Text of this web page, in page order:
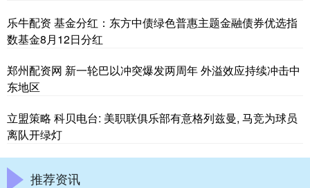
乐牛配资 基金分红：东方中债绿色普惠主题金融债券优选指
数基金8月12日分红
郑州配资网 新一轮巴以冲突爆发两周年 外溢效应持续冲击中
东地区
立盟策略 科贝电台: 美职联俱乐部有意格列兹曼, 马竞为球员
离队开绿灯
推荐资讯